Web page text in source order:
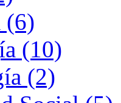
(6)
(10)
(2)